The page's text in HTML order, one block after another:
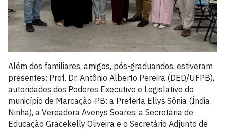
Além dos familiares, amigos, pós-graduandos, estiveram
presentes: Prof. Dr. Antônio Alberto Pereira (DED/UFPB),
autoridades dos Poderes Executivo e Legislativo do
município de Marcação-PB: a Prefeita Ellys Sônia (Índia
Ninha), a Vereadora Avenys Soares, a Secretária de
Educação Gracekelly Oliveira e o Secretário Adjunto de